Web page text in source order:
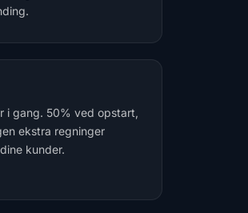
i gang. 50% ved opstart,
ekstra regninger
kunder.